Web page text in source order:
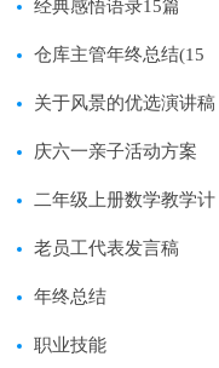
经典感悟语录15篇
仓库主管年终总结(15
篇)关于风景的优选演讲稿
庆六一亲子活动方案
二年级上册数学教学计
划集合五篇
老员工代表发言稿
年终总结
职业技能